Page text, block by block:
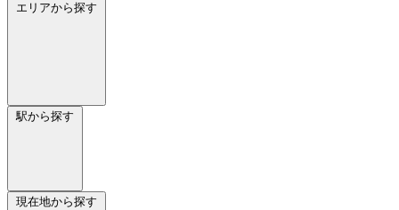
エリアから探す
駅から探す
現在地から探す